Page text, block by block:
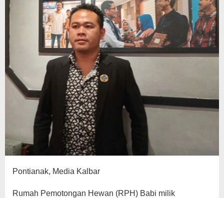
Pontianak, Media Kalbar
Rumah Pemotongan Hewan (RPH) Babi milik